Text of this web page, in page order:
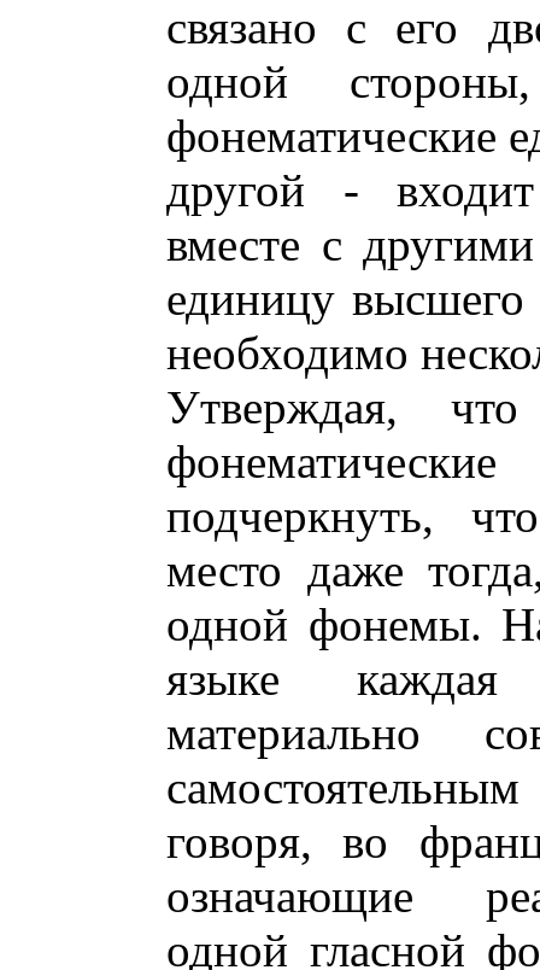
связано с его
одной
фонематические
другой -
вместе с
единицу высшего
необходимо
Утверждая,
подчеркнуть,
место даже
одной фонемы.
языке
материально
говоря, во
означающие
одной гласной